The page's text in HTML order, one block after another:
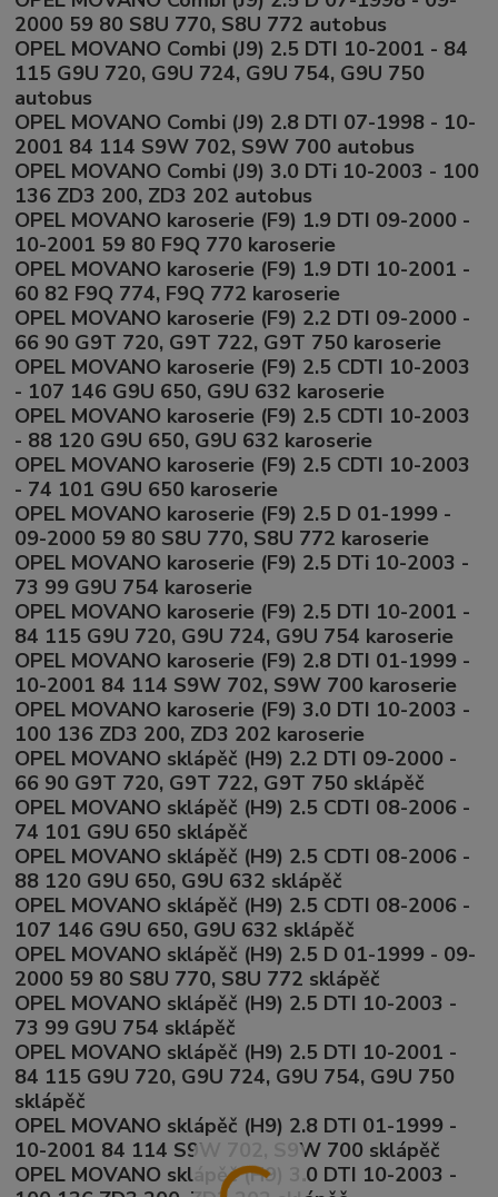
2000 59 80 S8U 770, S8U 772 autobus
OPEL MOVANO Combi (J9) 2.5 DTI 10-2001 - 84
115 G9U 720, G9U 724, G9U 754, G9U 750
autobus
OPEL MOVANO Combi (J9) 2.8 DTI 07-1998 - 10-
2001 84 114 S9W 702, S9W 700 autobus
OPEL MOVANO Combi (J9) 3.0 DTi 10-2003 - 100
136 ZD3 200, ZD3 202 autobus
OPEL MOVANO karoserie (F9) 1.9 DTI 09-2000 -
10-2001 59 80 F9Q 770 karoserie
OPEL MOVANO karoserie (F9) 1.9 DTI 10-2001 -
60 82 F9Q 774, F9Q 772 karoserie
OPEL MOVANO karoserie (F9) 2.2 DTI 09-2000 -
66 90 G9T 720, G9T 722, G9T 750 karoserie
OPEL MOVANO karoserie (F9) 2.5 CDTI 10-2003
- 107 146 G9U 650, G9U 632 karoserie
OPEL MOVANO karoserie (F9) 2.5 CDTI 10-2003
- 88 120 G9U 650, G9U 632 karoserie
OPEL MOVANO karoserie (F9) 2.5 CDTI 10-2003
- 74 101 G9U 650 karoserie
OPEL MOVANO karoserie (F9) 2.5 D 01-1999 -
09-2000 59 80 S8U 770, S8U 772 karoserie
OPEL MOVANO karoserie (F9) 2.5 DTi 10-2003 -
73 99 G9U 754 karoserie
OPEL MOVANO karoserie (F9) 2.5 DTI 10-2001 -
84 115 G9U 720, G9U 724, G9U 754 karoserie
OPEL MOVANO karoserie (F9) 2.8 DTI 01-1999 -
10-2001 84 114 S9W 702, S9W 700 karoserie
OPEL MOVANO karoserie (F9) 3.0 DTI 10-2003 -
100 136 ZD3 200, ZD3 202 karoserie
OPEL MOVANO sklápěč (H9) 2.2 DTI 09-2000 -
66 90 G9T 720, G9T 722, G9T 750 sklápěč
OPEL MOVANO sklápěč (H9) 2.5 CDTI 08-2006 -
74 101 G9U 650 sklápěč
OPEL MOVANO sklápěč (H9) 2.5 CDTI 08-2006 -
88 120 G9U 650, G9U 632 sklápěč
OPEL MOVANO sklápěč (H9) 2.5 CDTI 08-2006 -
107 146 G9U 650, G9U 632 sklápěč
OPEL MOVANO sklápěč (H9) 2.5 D 01-1999 - 09-
2000 59 80 S8U 770, S8U 772 sklápěč
OPEL MOVANO sklápěč (H9) 2.5 DTI 10-2003 -
73 99 G9U 754 sklápěč
OPEL MOVANO sklápěč (H9) 2.5 DTI 10-2001 -
84 115 G9U 720, G9U 724, G9U 754, G9U 750
sklápěč
OPEL MOVANO sklápěč (H9) 2.8 DTI 01-1999 -
10-2001 84 114 S9W 702, S9W 700 sklápěč
OPEL MOVANO sklápěč (H9) 3.0 DTI 10-2003 -